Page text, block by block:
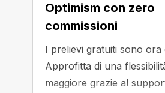
Optimism con zero
commissioni
I prelievi gratuiti sono ora
Approfitta di una
maggiore grazie al